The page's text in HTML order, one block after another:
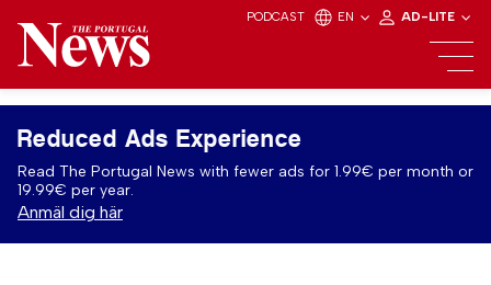
PODCAST EN AD-LITE
Reduced Ads Experience
Read The Portugal News with fewer ads for 1.99€ per month or
19.99€ per year.
Anmäl dig här